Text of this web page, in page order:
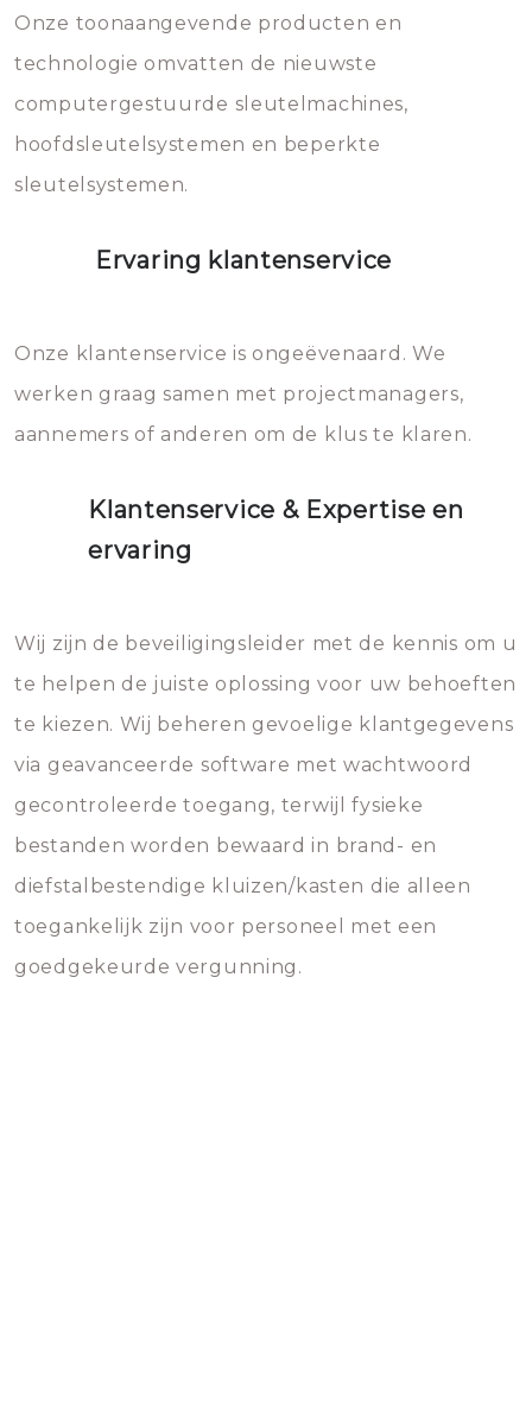
mee, die u gemakkelijk kunt
vermijden.
Onze toonaangevende producten en
technologie omvatten de nieuwste
computergestuurde sleutelmachines,
hoofdsleutelsystemen en beperkte
sleutelsystemen.
Ervaring klantenservice
Onze klantenservice is ongeëvenaard. We
werken graag samen met projectmanagers,
aannemers of anderen om de klus te klaren.
Klantenservice & Expertise en
ervaring
Wij zijn de beveiligingsleider met de kennis om u
te helpen de juiste oplossing voor uw behoeften
te kiezen. Wij beheren gevoelige klantgegevens
via geavanceerde software met wachtwoord
gecontroleerde toegang, terwijl fysieke
bestanden worden bewaard in brand- en
diefstalbestendige kluizen/kasten die alleen
toegankelijk zijn voor personeel met een
goedgekeurde vergunning.